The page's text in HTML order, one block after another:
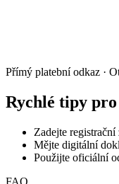
Přímý platební odkaz ·
Rychlé tipy
Zadejte
Mějte digitální
Použijte oficiální
FAQ